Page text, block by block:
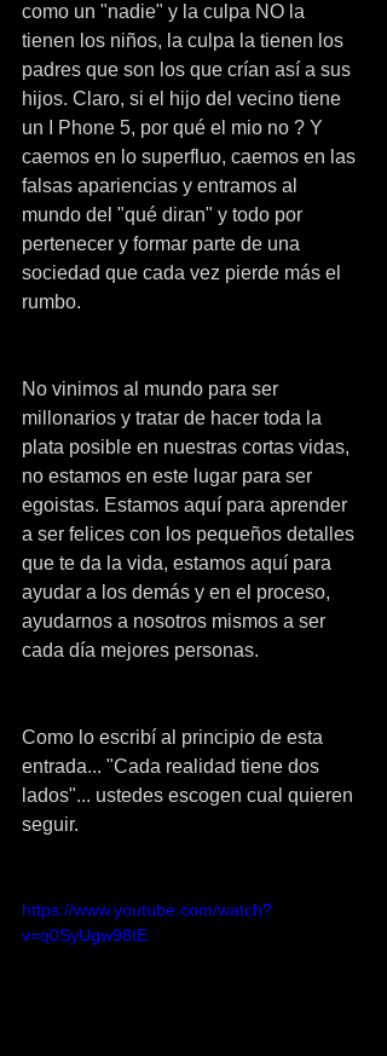
como un "nadie" y la culpa NO la
tienen los niños, la culpa la tienen los
padres que son los que crían así a sus
hijos. Claro, si el hijo del vecino tiene
un I Phone 5, por qué el mio no ? Y
caemos en lo superfluo, caemos en las
falsas apariencias y entramos al
mundo del "qué diran" y todo por
pertenecer y formar parte de una
sociedad que cada vez pierde más el
rumbo.
No vinimos al mundo para ser
millonarios y tratar de hacer toda la
plata posible en nuestras cortas vidas,
no estamos en este lugar para ser
egoistas. Estamos aquí para aprender
a ser felices con los pequeños detalles
que te da la vida, estamos aquí para
ayudar a los demás y en el proceso,
ayudarnos a nosotros mismos a ser
cada día mejores personas.
Como lo escribí al principio de esta
entrada... "Cada realidad tiene dos
lados"... ustedes escogen cual quieren
seguir.
https://www.youtube.com/watch?
v=q0SyUgw98tE